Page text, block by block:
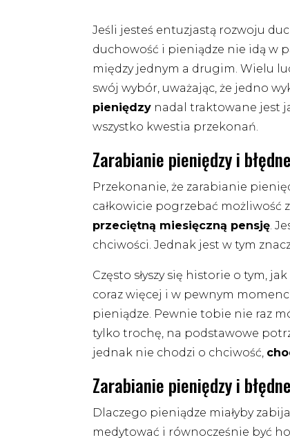
Jeśli jesteś entuzjastą rozwoju
duchowość i pieniądze nie idą w
między jednym a drugim. Wielu
swój wybór, uważając, że jedno
pieniędzy nadal traktowane jest
wszystko kwestia przekonań.
Zarabianie pieniędzy i
Przekonanie, że zarabianie
całkowicie pogrzebać
przeciętną miesięczną pensję .
chciwości. Jednak jest w tym
Często słyszy się historie o tym,
coraz więcej i w pewnym
pieniądze. Pewnie tobie nie raz
tylko trochę, na podstawowe
jednak nie chodzi o chciwość,
Zarabianie pieniędzy i
Dlaczego pieniądze miałyby
medytować i równocześnie być